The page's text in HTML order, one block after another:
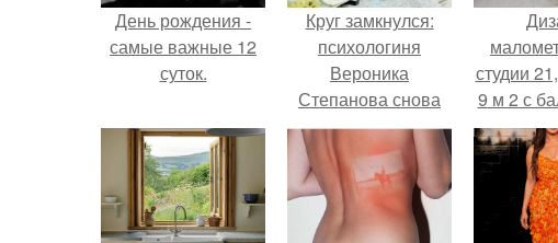
День рождения -
самые важные 12
суток.
Круг замкнулся:
психологиня
Вероника
Степанова снова
вышла замуж за
собственного
бывшего мужа.
студии
9 м 2 с